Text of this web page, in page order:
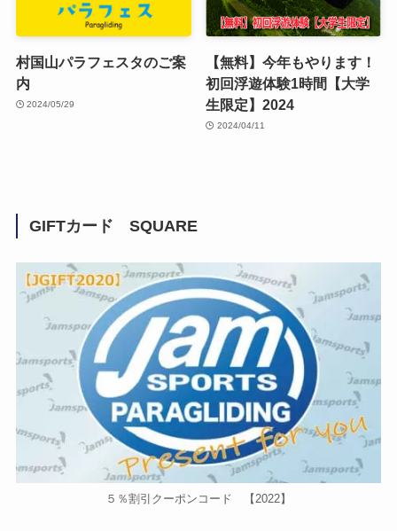
村国山パラフェスタのご案
内
2024/05/29
【無料】今年もやります！
初回浮遊体験1時間【大学
生限定】2024
2024/04/11
GIFTカード SQUARE
５％割引クーポンコード 【2022】